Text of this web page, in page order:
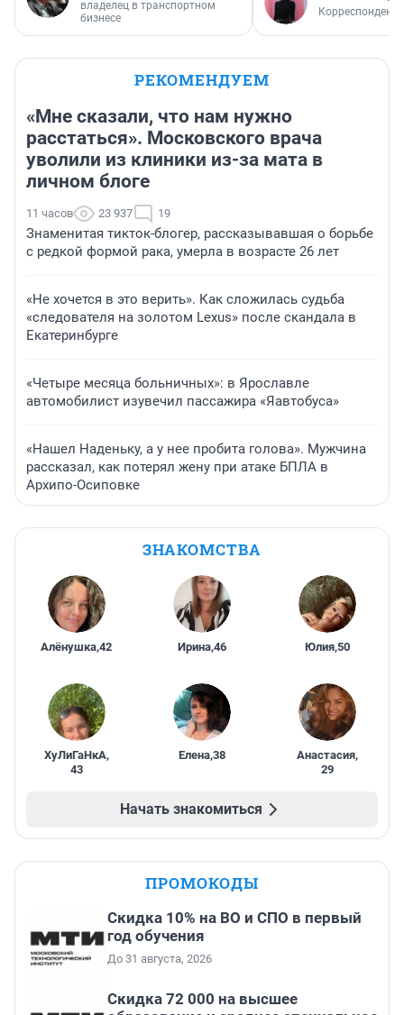
владелец в транспортном
бизнесе
Корреспондент
РЕКОМЕНДУЕМ
«Мне сказали, что нам нужно
расстаться». Московского врача
уволили из клиники из-за мата в
личном блоге
11 часов 23 937 19
Знаменитая тикток-блогер, рассказывавшая о борьбе
с редкой формой рака, умерла в возрасте 26 лет
«Не хочется в это верить». Как сложилась судьба
«следователя на золотом Lexus» после скандала в
Екатеринбурге
«Четыре месяца больничных»: в Ярославле
автомобилист изувечил пассажира «Яавтобуса»
«Нашел Наденьку, а у нее пробита голова». Мужчина
рассказал, как потерял жену при атаке БПЛА в
Архипо-Осиповке
ЗНАКОМСТВА
Алёнушка,42 Ирина,46 Юлия,50
ХуЛиГаНкА,
43
Елена,38 Анастасия,
29
Начать знакомиться
ПРОМОКОДЫ
Скидка 10% на ВО и СПО в первый
год обучения
До 31 августа, 2026
Скидка 72 000 на высшее